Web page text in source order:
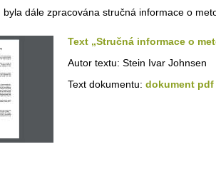
byla dále zpracována stručná informace o
Text „Stručná informace o
Autor textu: Stein Ivar Johnsen
Text dokumentu: dokument pdf